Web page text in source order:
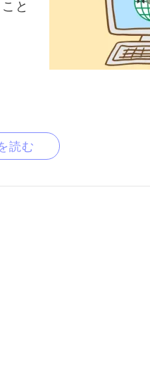
と
読む